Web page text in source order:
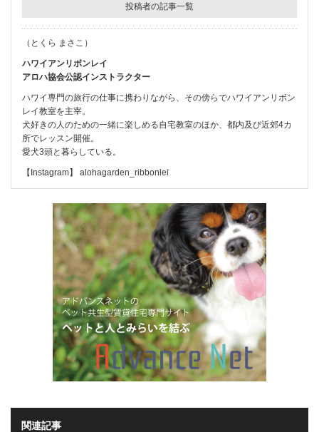
投稿者の記事一覧
（とくら まさこ）
ハワイアンリボンレイ
アロハ協会公認インストラクター
ハワイ専門の旅行の仕事に携わりながら、その傍らでハワイアンリボン
レイ教室を主宰。
犬好きの人のための一緒に楽しめる自宅教室のほか、都内及び近郊4カ
所でレッスン開催。
愛犬3頭と暮らしている。
【Instagram】 alohagarden_ribbonlei
関連記事